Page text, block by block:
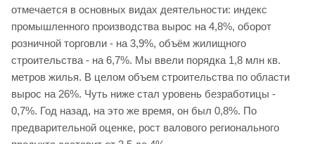
отмечается в основных видах деятельности: индекс
промышленного производства вырос на 4,8%, оборот
розничной торговли - на 3,9%, объём жилищного
строительства - на 6,7%. Мы ввели порядка 1,8 млн кв.
метров жилья. В целом объем строительства по области
вырос на 26%. Чуть ниже стал уровень безработицы -
0,7%. Год назад, на это же время, он был 0,8%. По
предварительной оценке, рост валового регионального